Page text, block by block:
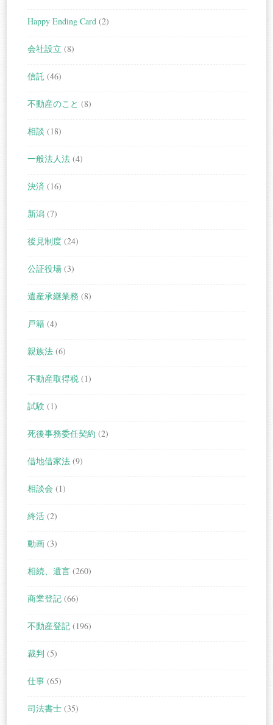
Happy Ending Card (2)
会社設立 (8)
信託 (46)
不動産のこと (8)
相談 (18)
一般法人法 (4)
決済 (16)
新潟 (7)
後見制度 (24)
公証役場 (3)
遺産承継業務 (8)
戸籍 (4)
親族法 (6)
不動産取得税 (1)
試験 (1)
死後事務委任契約 (2)
借地借家法 (9)
相談会 (1)
終活 (2)
動画 (3)
相続、遺言 (260)
商業登記 (66)
不動産登記 (196)
裁判 (5)
仕事 (65)
司法書士 (35)